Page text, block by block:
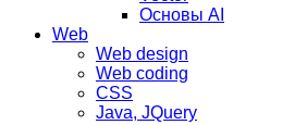
Основы AI
Web
Web design
Web coding
CSS
Java, JQuery